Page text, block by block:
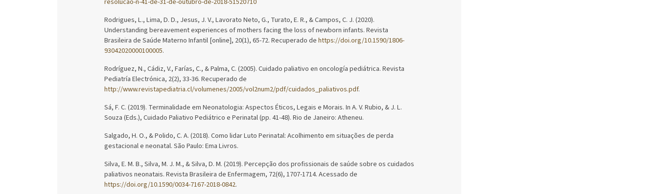
Rodrigues, L., Lima, D. D., Jesus, J. V., Lavorato Neto, G., Turato, E. R., & Campos, C. J. (2020).
Understanding bereavement experiences of mothers facing the loss of newborn infants. Revista
Brasileira de Saúde Materno Infantil [online], 20(1), 65-72. Recuperado dehttps://doi.org/10.1590/1806-
93042020000100005.
Rodríguez, N., Cádiz, V., Farías, C., & Palma, C. (2005). Cuidado paliativo en oncología pediátrica. Revista
Pediatría Electrónica, 2(2), 33-36. Recuperado de
http://www.revistapediatria.cl/volumenes/2005/vol2num2/pdf/cuidados_paliativos.pdf.
Sá, F. C. (2019). Terminalidade em Neonatologia: Aspectos Éticos, Legais e Morais. In A. V. Rubio, & J. L.
Souza (Eds.), Cuidado Paliativo Pediátrico e Perinatal (pp. 41-48). Rio de Janeiro: Atheneu.
Salgado, H. O., & Polido, C. A. (2018). Como lidar Luto Perinatal: Acolhimento em situações de perda
gestacional e neonatal. São Paulo: Ema Livros.
Silva, E. M. B., Silva, M. J. M., & Silva, D. M. (2019). Percepção dos profissionais de saúde sobre os cuidados
paliativos neonatais. Revista Brasileira de Enfermagem, 72(6), 1707-1714. Acessado de
https://doi.org/10.1590/0034-7167-2018-0842.